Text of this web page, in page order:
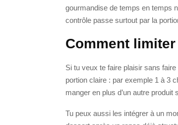
gourmandise de temps en temps
contrôle passe surtout par la
Comment
Si tu veux te faire plaisir sans
portion claire : par exemple 1 à 3
manger en plus d’un autre produit
Tu peux aussi les intégrer à un